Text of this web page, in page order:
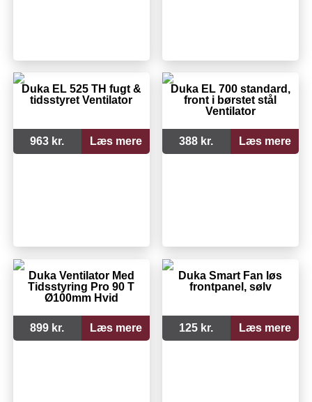
Duka EL 525 TH fugt &
tidsstyret Ventilator
963 kr. Læs mere
Duka EL 700 standard,
front i børstet stål
Ventilator
388 kr. Læs mere
Duka Ventilator Med
Tidsstyring Pro 90 T
Ø100mm Hvid
899 kr. Læs mere
Duka Smart Fan løs
frontpanel, sølv
125 kr. Læs mere